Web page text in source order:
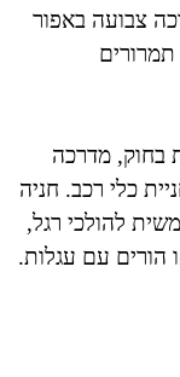
צבועה באפור
בחוק, מדרכה
כלי רכב. חניה
להולכי רגל,
הורים עם עגלות.